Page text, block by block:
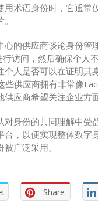
术语身份时，它通
的供应商谈论身份
访问，然后确保个人
人是否可以在证明
些供应商拥有非常像
应商希望关注企业方
身份的共同理解中
，以便实现整体数
广泛采用。
Share